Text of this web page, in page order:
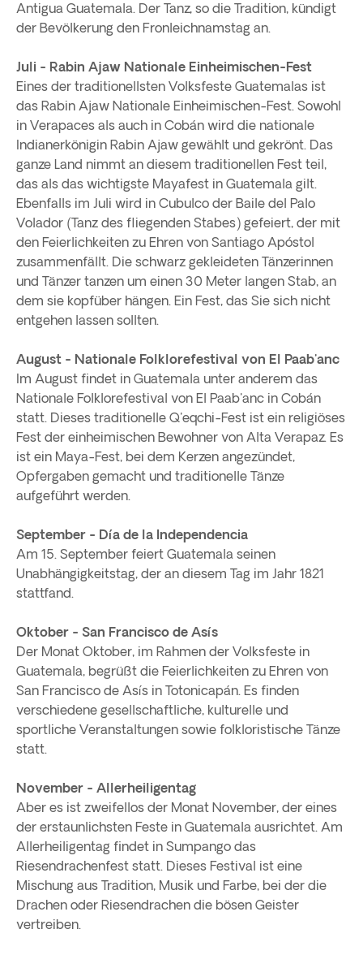
Antigua Guatemala. Der Tanz, so die Tradition, kündigt
der Bevölkerung den Fronleichnamstag an.
Juli - Rabin Ajaw Nationale Einheimischen-Fest
Eines der traditionellsten Volksfeste Guatemalas ist
das Rabin Ajaw Nationale Einheimischen-Fest. Sowohl
in Verapaces als auch in Cobán wird die nationale
Indianerkönigin Rabin Ajaw gewählt und gekrönt. Das
ganze Land nimmt an diesem traditionellen Fest teil,
das als das wichtigste Mayafest in Guatemala gilt.
Ebenfalls im Juli wird in Cubulco der Baile del Palo
Volador (Tanz des fliegenden Stabes) gefeiert, der mit
den Feierlichkeiten zu Ehren von Santiago Apóstol
zusammenfällt. Die schwarz gekleideten Tänzerinnen
und Tänzer tanzen um einen 30 Meter langen Stab, an
dem sie kopfüber hängen. Ein Fest, das Sie sich nicht
entgehen lassen sollten.
August - Nationale Folklorefestival von El Paab'anc
Im August findet in Guatemala unter anderem das
Nationale Folklorefestival von El Paab'anc in Cobán
statt. Dieses traditionelle Q'eqchi-Fest ist ein religiöses
Fest der einheimischen Bewohner von Alta Verapaz. Es
ist ein Maya-Fest, bei dem Kerzen angezündet,
Opfergaben gemacht und traditionelle Tänze
aufgeführt werden.
September - Día de la Independencia
Am 15. September feiert Guatemala seinen
Unabhängigkeitstag, der an diesem Tag im Jahr 1821
stattfand.
Oktober - San Francisco de Asís
Der Monat Oktober, im Rahmen der Volksfeste in
Guatemala, begrüßt die Feierlichkeiten zu Ehren von
San Francisco de Asís in Totonicapán. Es finden
verschiedene gesellschaftliche, kulturelle und
sportliche Veranstaltungen sowie folkloristische Tänze
statt.
November - Allerheiligentag
Aber es ist zweifellos der Monat November, der eines
der erstaunlichsten Feste in Guatemala ausrichtet. Am
Allerheiligentag findet in Sumpango das
Riesendrachenfest statt. Dieses Festival ist eine
Mischung aus Tradition, Musik und Farbe, bei der die
Drachen oder Riesendrachen die bösen Geister
vertreiben.